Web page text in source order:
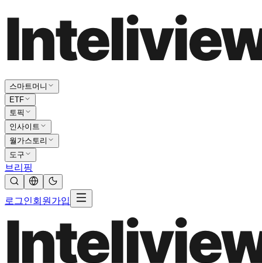
스마트머니
ETF
토픽
인사이트
월가스토리
도구
브리핑
로그인회원가입